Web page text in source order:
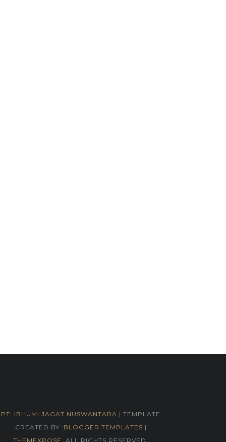
PT. IBHUMI JAGAT NUSWANTARA | TEMPLATE
CREATED BY : BLOGGER TEMPLATES |
THEMEXPOSE
. ALL RIGHTS RESERVED.